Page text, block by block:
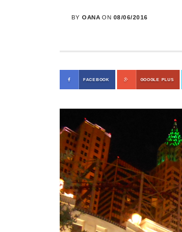
BYOANA ON 08/06/2016
FACEBOOK GOOGLE PLUS